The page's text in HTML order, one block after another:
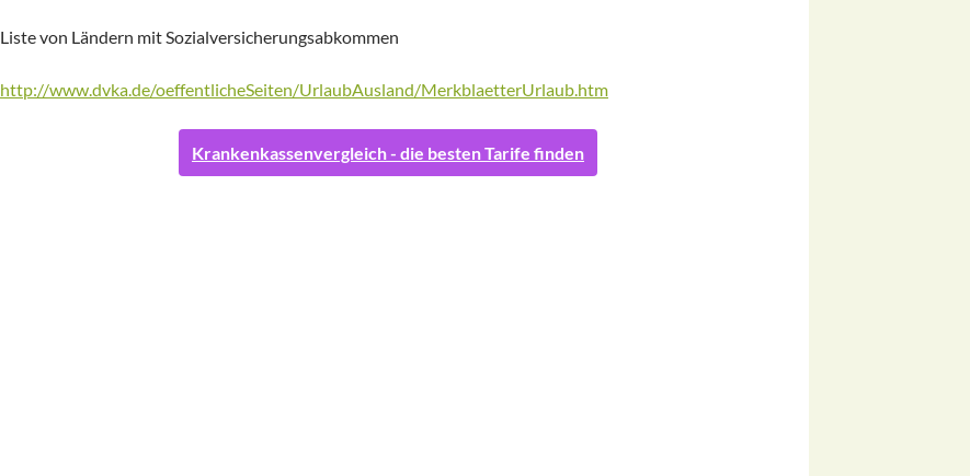
Liste von Ländern mit Sozialversicherungsabkommen
http://www.dvka.de/oeffentlicheSeiten/UrlaubAusland/MerkblaetterUrlaub.htm
Krankenkassenvergleich - die besten Tarife finden